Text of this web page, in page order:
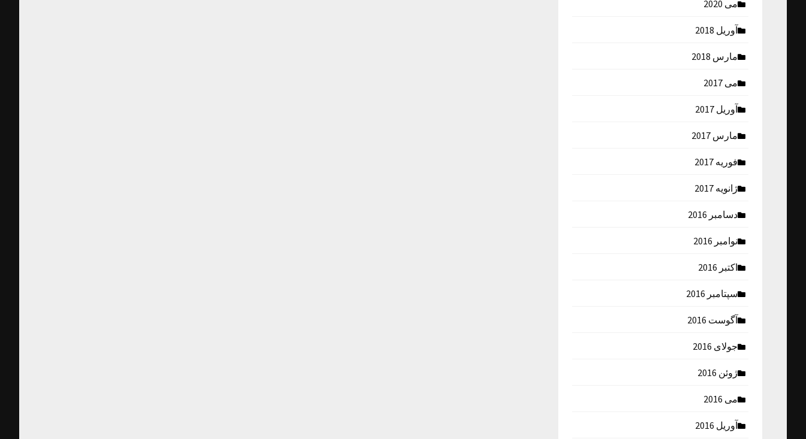
می 2020
آوریل 2018
مارس 2018
می 2017
آوریل 2017
مارس 2017
فوریه 2017
ژانویه 2017
دسامبر 2016
نوامبر 2016
اکتبر 2016
سپتامبر 2016
آگوست 2016
جولای 2016
ژوئن 2016
می 2016
آوریل 2016